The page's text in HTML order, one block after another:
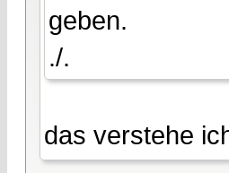
geben.
./.
das verstehe